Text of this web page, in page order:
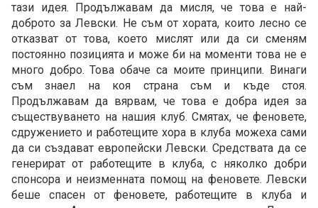
тази идея. Продължавам да мисля, че това е най-
доброто за Левски. Не съм от хората, които лесно се
отказват от това, което мислят или да си сменям
постоянно позицията и може би на моменти това не е
много добро. Това обаче са моите принципи. Винаги
съм знаел на коя страна съм и къде стоя.
Продължавам да вярвам, че това е добра идея за
съществуването на нашия клуб. Смятах, че феновете,
сдружението и работещите хора в клуба можеха сами
да си създават европейски Левски. Средствата да се
генерират от работещите в клуба, с няколко добри
спонсора и неизменната помощ на феновете. Левски
беше спасен от феновете, работещите в клуба и